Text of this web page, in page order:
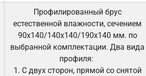
Профилированный брус
естественной влажности, сечением
90х140/140х140/190х140 мм. по
выбранной комплектации. Два вида
профиля:
1. С двух сторон, прямой со снятой